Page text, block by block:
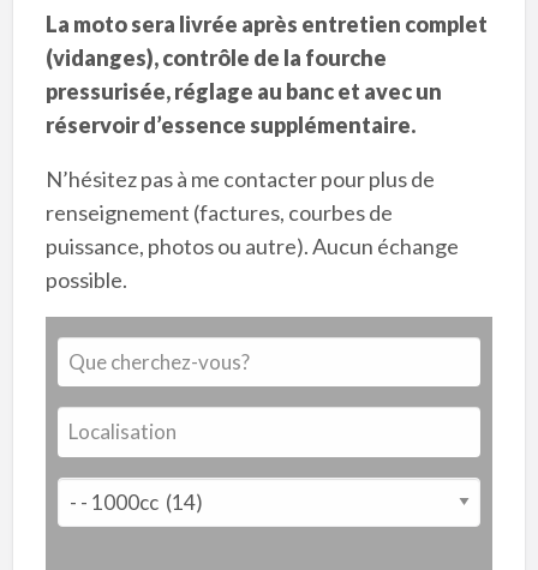
La moto sera livrée après entretien complet
(vidanges), contrôle de la fourche
pressurisée, réglage au banc et avec un
réservoir d’essence supplémentaire.
N’hésitez pas à me contacter pour plus de
renseignement (factures, courbes de
puissance, photos ou autre). Aucun échange
possible.